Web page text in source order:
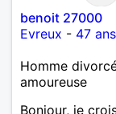
benoit 27000
Evreux - 47 ans
Homme
amoureuse
Bonjour, je